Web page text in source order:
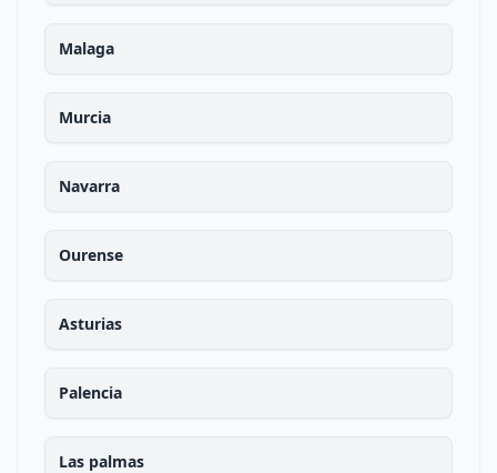
Malaga
Murcia
Navarra
Ourense
Asturias
Palencia
Las palmas